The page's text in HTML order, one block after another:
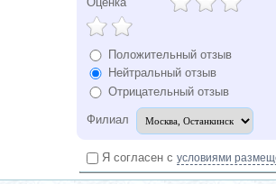
Положительный отзыв
Нейтральный отзыв
Отрицательный отзыв
Филиал
Я согласен с условиями